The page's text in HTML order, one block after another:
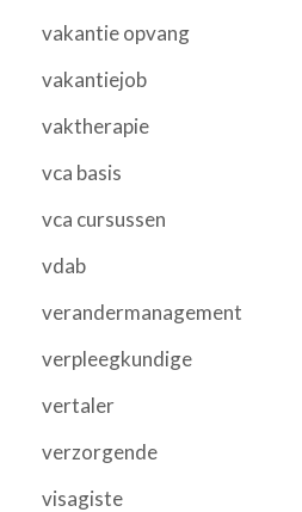
vakantie opvang
vakantiejob
vaktherapie
vca basis
vca cursussen
vdab
verandermanagement
verpleegkundige
vertaler
verzorgende
visagiste